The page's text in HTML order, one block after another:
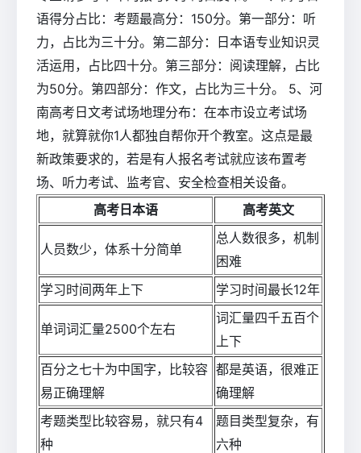
语得分占比：考题最高分：150分。第一部分：听
力，占比为三十分。第二部分：日本语专业知识灵
活运用，占比四十分。第三部分：阅读理解，占比
为50分。第四部分：作文，占比为三十分。 5、河
南高考日文考试场地理分布：在本市设立考试场
地，就算就你1人都独自帮你开个教室。这点是最
新政策要求的，若是有人报名考试就应该布置考
场、听力考试、监考官、安全检查相关设备。
高考日本语
高考英文
人员数少，体系十分简单
总人数很多，机制
困难
学习时间两年上下
学习时间最长12年
单词词汇量2500个左右
词汇量四千五百个
上下
百分之七十为中国字，比较容
易正确理解
都是英语，很难正
确理解
考题类型比较容易，就只有4
种
题目类型复杂，有
六种